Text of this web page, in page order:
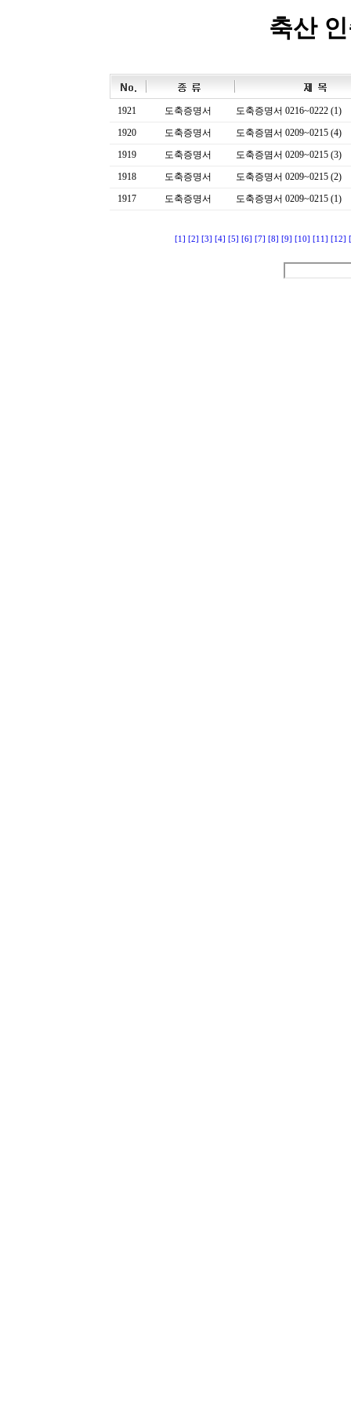
축산
1921 도축증명서
도축증명서 0216~0222 (1)
1920
도축증명서
도축증몀서 0209~0215 (4)
1919
도축증명서
도축증몀서 0209~0215 (3)
1918
도축증명서
도축증명서 0209~0215 (2)
1917
도축증명서 도축증명서 0209~0215 (1)
[1] [2] [3] [4] [5] [6] [7] [8] [9] [10] [11] [12]